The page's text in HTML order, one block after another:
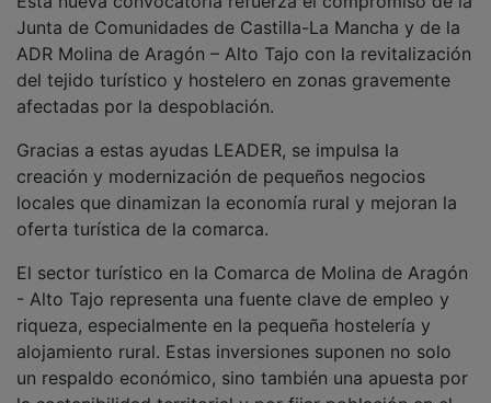
Junta de Comunidades de Castilla-La Mancha y de la
ADR Molina de Aragón – Alto Tajo con la revitalización
del tejido turístico y hostelero en zonas gravemente
afectadas por la despoblación.
creación y modernización de pequeños negocios
locales que dinamizan la economía rural y mejoran la
oferta turística de la comarca.
- Alto Tajo representa una fuente clave de empleo y
riqueza, especialmente en la pequeña hostelería y
alojamiento rural. Estas inversiones suponen no solo
un respaldo económico, sino también una apuesta por
la sostenibilidad territorial y por fijar población en el